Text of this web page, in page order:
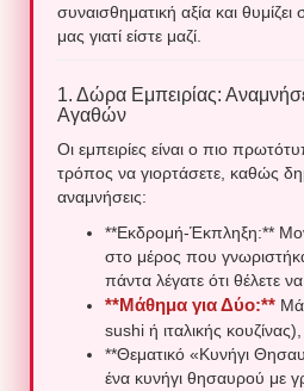
συναισθηματική αξία και
μας γιατί είστε μαζί.
1. Δώρα Εμπειρίας:
Αγαθών
Οι εμπειρίες είναι ο πιο
τρόπος να γιορτάσετε, καθώς
αναμνήσεις:
**Εκδρομή-Έκπληξη:**
στο μέρος που
πάντα λέγατε ότι θέλετε
**Μάθημα για Δύο:**
sushi ή ιταλικής
**Θεματικό «Κυνήγι
ένα κυνήγι θησαυρού με